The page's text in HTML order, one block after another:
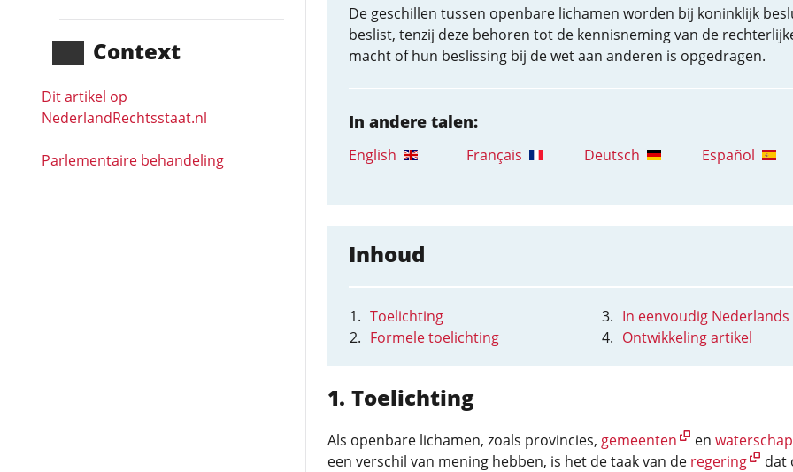
Context
Dit artikel op
NederlandRechts­staat.nl
Parlementaire behandeling
De geschillen tussen openbare lichamen worden bij koninklijk
beslist, tenzij deze behoren tot de kennisneming van de
macht of hun beslissing bij de wet aan anderen is opgedragen.
In andere talen:
English Français Deutsch Español
Inhoud
Toelichting
Formele toelichting
In eenvoudig Nederlands
Ontwikkeling artikel
Toelichting
Als openbare lichamen, zoals provincies, gemeenten en
een verschil van mening hebben, is het de taak van de regering
dat